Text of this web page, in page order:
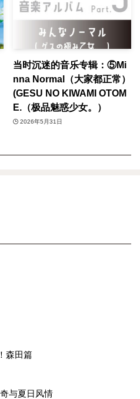
当时沉迷的音乐专辑：⑤Mi
nna Normal（大家都正常）
(GESU NO KIWAMI OTOM
E.（极品魅惑少女。）
2026年5月31日
森田篇
与夏日风情